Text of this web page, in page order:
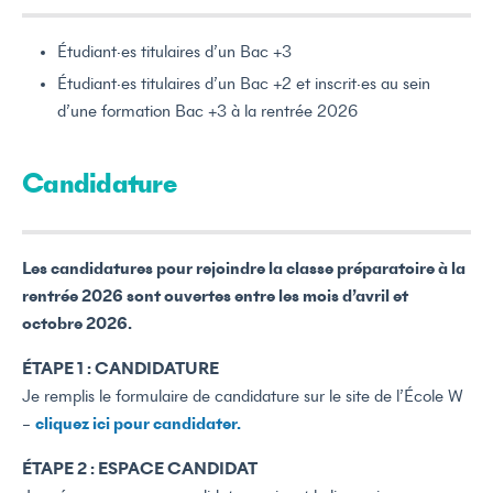
Étudiant·es titulaires d’un Bac +3
Étudiant·es titulaires d’un Bac +2 et inscrit·es au sein
d’une formation Bac +3 à la rentrée 2026
Candidature
Les candidatures pour rejoindre la classe préparatoire à la
rentrée 2026 sont ouvertes entre les mois d’avril et
octobre 2026.
ÉTAPE 1 : CANDIDATURE
Je remplis le formulaire de candidature sur le site de l’École W
– cliquez ici pour candidater.
ÉTAPE 2 : ESPACE CANDIDAT